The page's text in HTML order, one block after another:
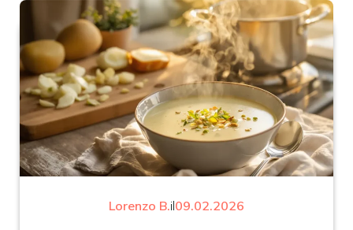
Lorenzo B.il09.02.2026